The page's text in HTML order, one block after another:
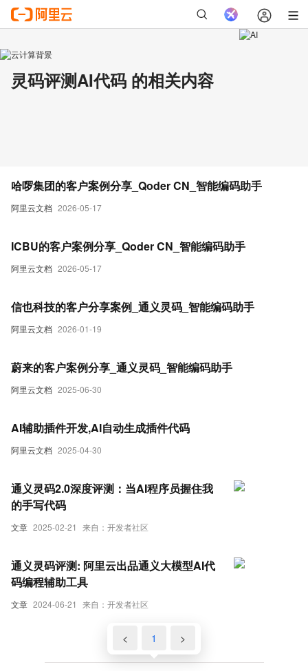
灵码评测AI代码 的相关内容
阿里云文档 2026-05-17
哈啰集团的客户案例分享_Qoder CN_智能编码助手
阿里云文档 2026-05-17
ICBU的客户案例分享_Qoder CN_智能编码助手
阿里云文档 2026-01-19
信也科技的客户分享案例_通义灵码_智能编码助手
阿里云文档 2025-06-30
蔚来的客户案例分享_通义灵码_智能编码助手
阿里云文档 2025-04-30
AI辅助插件开发,AI自动生成插件代码
文章 2025-02-21 来自：开发者社区
通义灵码2.0深度评测：当AI程序员握住我
的手写代码
文章 2024-06-21 来自：开发者社区
通义灵码评测: 阿里云出品通义大模型AI代
码编程辅助工具
< 1 >